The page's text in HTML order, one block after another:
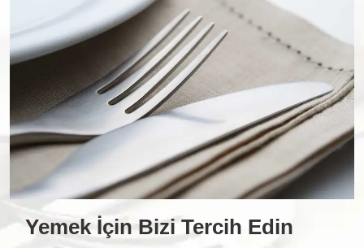
Yemek İçin Bizi Tercih Edin